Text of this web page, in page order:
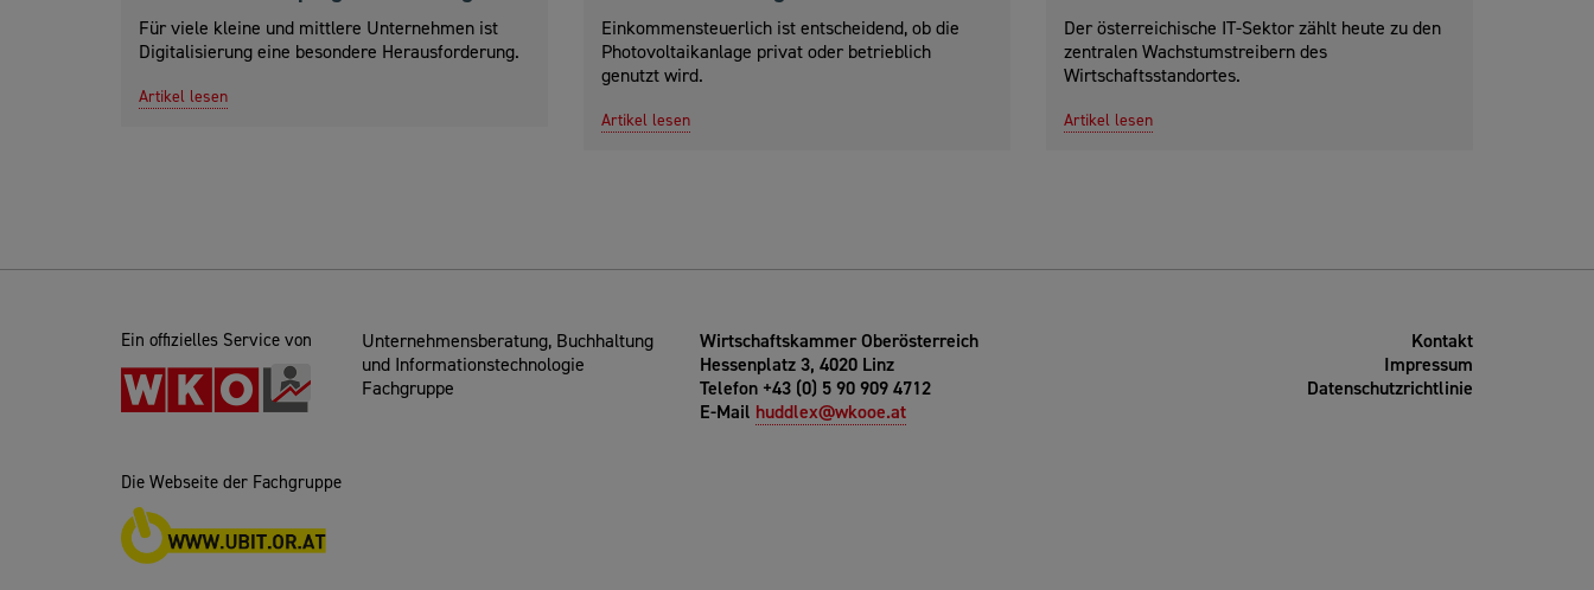
Für viele kleine und mittlere Unternehmen ist
Digitalisierung eine besondere Herausforderung.
Artikel lesen
Einkommensteuerlich ist entscheidend, ob die
Photovoltaikanlage privat oder betrieblich
genutzt wird.
Artikel lesen
Der österreichische IT-Sektor zählt heute zu den
zentralen Wachstumstreibern des
Wirtschaftsstandortes.
Artikel lesen
Ein offizielles Service von
Unternehmensberatung, Buchhaltung
und Informationstechnologie
Fachgruppe
Wirtschaftskammer Oberösterreich
Hessenplatz 3, 4020 Linz
Telefon +43 (0) 5 90 909 4712
E-Mail huddlex@wkooe.at
Kontakt
Impressum
Datenschutzrichtlinie
Die Webseite der Fachgruppe